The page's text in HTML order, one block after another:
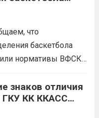
«ЮНАРМИЯ»,
бокса и
клуба
80-летию
ВФСК
что
баскетбола
нормативы ВФСК
о высоком
спортсменов, но и
к
знаков отличия
КК ККАСС